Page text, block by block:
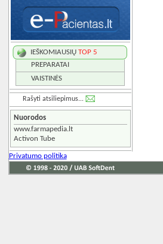
IEŠKOMIAUSIŲ TOP 5
PREPARATAI
VAISTINĖS
Rašyti atsiliepimus...
Nuorodos
www.farmapedia.lt
Activon Tube
Privatumo politika